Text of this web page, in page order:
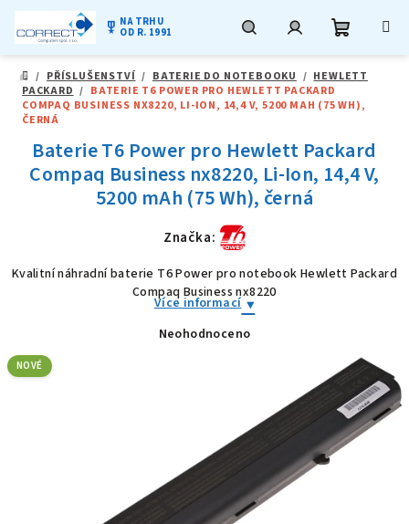
obsah
military_tech NA TRHU
OD R. 1991
košík
DOMŮ
/ PŘÍSLUŠENSTVÍ / BATERIE DO NOTEBOOKU / HEWLETT
PACKARD / BATERIE T6 POWER PRO HEWLETT PACKARD
COMPAQ BUSINESS NX8220, LI-ION, 14,4 V, 5200 MAH (75 WH),
ČERNÁ
Baterie T6 Power pro Hewlett Packard
Compaq Business nx8220, Li-Ion, 14,4 V,
5200 mAh (75 Wh), černá
Značka:
Kvalitní náhradní baterie T6 Power pro notebook Hewlett Packard
Compaq Business nx8220
Více informací
Průměrné
Neohodnoceno
NOVÉ